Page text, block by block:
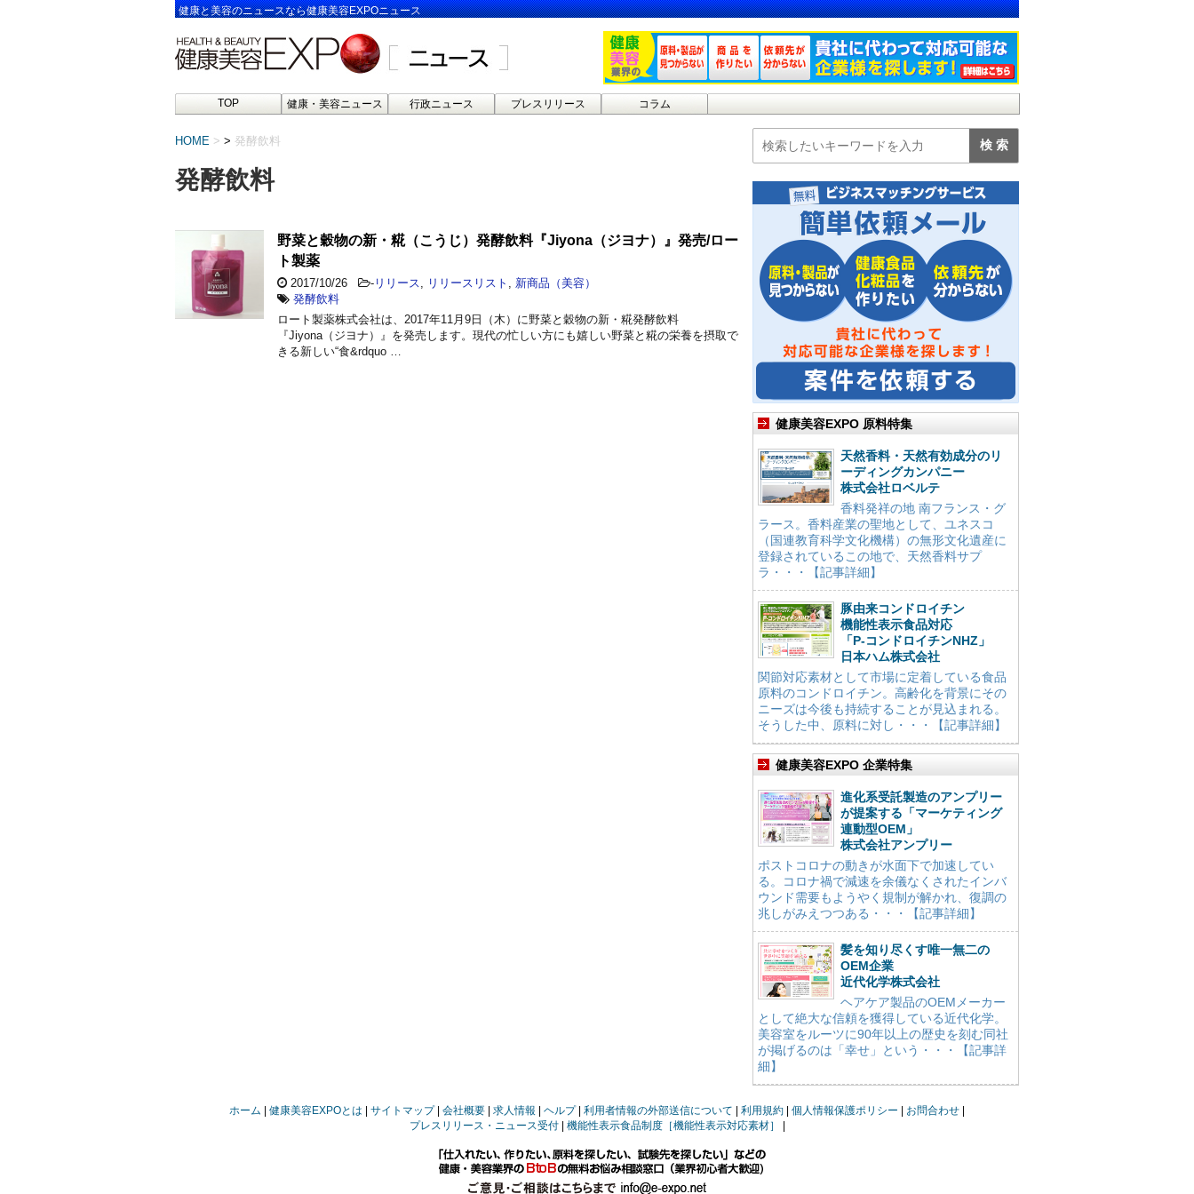
健康と美容のニュースなら健康美容EXPOニュース
TOP 健康・美容ニュース 行政ニュース プレスリリース コラム
HOME > 発酵飲料
発酵飲料
野菜と穀物の新・糀（こうじ）発酵飲料『Jiyona（ジヨナ）』発売/ロー
ト製薬
2017/10/26 - リリース リリースリスト
新商品（美容）
発酵飲料
ロート製薬株式会社は、2017年11月9日（木）に野菜と穀物の新・糀発酵飲料
『Jiyona（ジヨナ）』を発売します。現代の忙しい方にも嬉しい野菜と糀の栄養を摂取で
きる新しい“食&rdquo …
健康美容EXPO 原料特集
天然香料・天然有効成分のリ
ーディングカンパニー
株式会社ロベルテ
香料発祥の地 南フランス・グ
ラース。香料産業の聖地として、ユネスコ
（国連教育科学文化機構）の無形文化遺産に
登録されているこの地で、天然香料サプ
ラ・・・【記事詳細】
豚由来コンドロイチン
機能性表示食品対応
「P-コンドロイチンNHZ」
日本ハム株式会社
関節対応素材として市場に定着している食品
原料のコンドロイチン。高齢化を背景にその
ニーズは今後も持続することが見込まれる。
そうした中、原料に対し・・・【記事詳細】
健康美容EXPO 企業特集
進化系受託製造のアンプリー
が提案する「マーケティング
連動型OEM」
株式会社アンプリー
ポストコロナの動きが水面下で加速してい
る。コロナ禍で減速を余儀なくされたインバ
ウンド需要もようやく規制が解かれ、復調の
兆しがみえつつある・・・【記事詳細】
髪を知り尽くす唯一無二の
OEM企業
近代化学株式会社
ヘアケア製品のOEMメーカー
として絶大な信頼を獲得している近代化学。
美容室をルーツに90年以上の歴史を刻む同社
が掲げるのは「幸せ」という・・・【記事詳
細】
ホーム 健康美容EXPOとは サイトマップ 会社概要 求人情報 ヘルプ 利用者情報の外部送信について 利用規約 個人情報保護ポリシー
お問合わせ
プレスリリース・ニュース受付
機能性表示食品制度［機能性表示対応素材］